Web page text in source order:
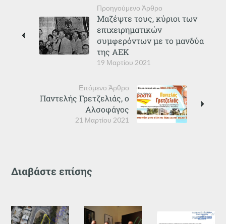
Προηγούμενο Άρθρο
19 Μαρτίου 2021
Μαζέψτε τους, κύριοι των
επιχειρηματικών
συμφερόντων με το μανδύα
της ΑΕΚ
Επόμενο Άρθρο
21 Μαρτίου 2021
Παντελής Γρετζελιάς, ο
Αλσοφάγος
Διαβάστε επίσης